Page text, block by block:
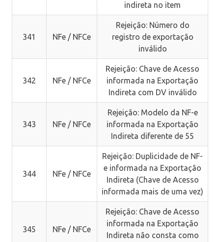
indireta no item
341 NFe / NFCe
Rejeição: Número do
registro de exportação
inválido
342 NFe / NFCe
Rejeição: Chave de Acesso
informada na Exportação
Indireta com DV inválido
343 NFe / NFCe
Rejeição: Modelo da NF-e
informada na Exportação
Indireta diferente de 55
344 NFe / NFCe
Rejeição: Duplicidade de NF-
e informada na Exportação
Indireta (Chave de Acesso
informada mais de uma vez)
345 NFe / NFCe
Rejeição: Chave de Acesso
informada na Exportação
Indireta não consta como